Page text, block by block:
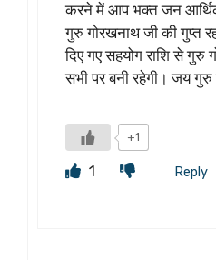
करने में आप भक्त जन
गुरु गोरखनाथ जी की गुप्त
दिए गए सहयोग राशि से
सभी पर बनी रहेगी। जय
+1
1 Reply